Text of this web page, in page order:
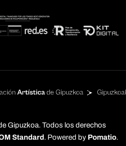
Gipuzkoa. Todos los derechos
Standard. Powered by Pomatio.